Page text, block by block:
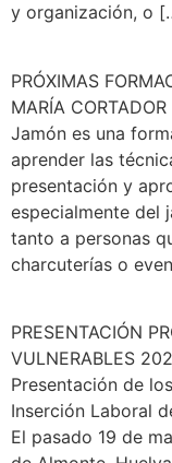
y organización, o
PRÓXIMAS
MARÍA
Jamón es una
aprender las
presentación y
especialmente del
tanto a personas
charcuterías o
PRESENTACIÓN
VULNERABLES
Presentación de
Inserción Laboral
El pasado 19 de